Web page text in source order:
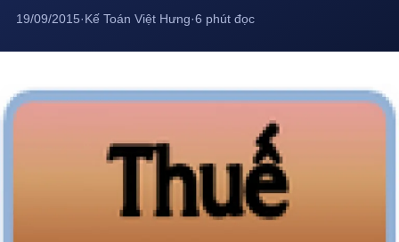
19/09/2015·Kế Toán Việt Hưng·6 phút đọc